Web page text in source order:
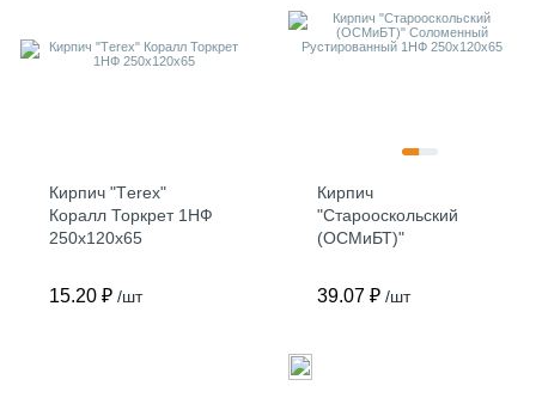
Кирпич "Тerex"
Коралл Торкрет 1НФ
250х120х65
15.20 ₽ /шт
Кирпич
"Старооскольский
(ОСМиБТ)"
250х120х65
39.07 ₽ /шт